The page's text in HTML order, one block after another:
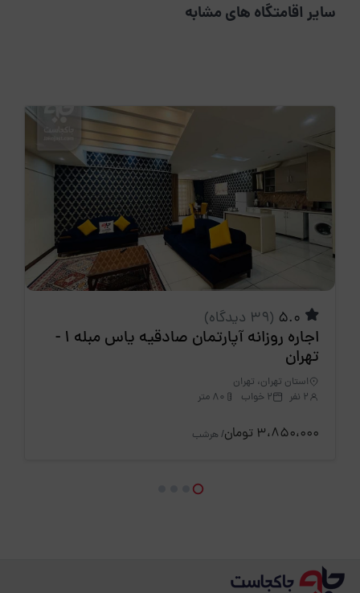
سایر اقامتگاه های مشابه
(39 دیدگاه)
اجاره روزانه آپارتمان صادقیه یاس مبله 1 -
تهران
استان تهران، تهران
2 نفر
2 خواب 80 متر
3،850،000 تومان / هرشب